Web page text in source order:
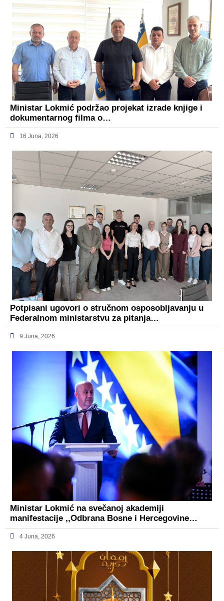
Ministar Lokmić podržao projekat izrade knjige i
dokumentarnog filma o…
16 Juna, 2026
Potpisani ugovori o stručnom osposobljavanju u
Federalnom ministarstvu za pitanja…
9 Juna, 2026
Ministar Lokmić na svečanoj akademiji
manifestacije ,,Odbrana Bosne i Hercegovine…
4 Juna, 2026